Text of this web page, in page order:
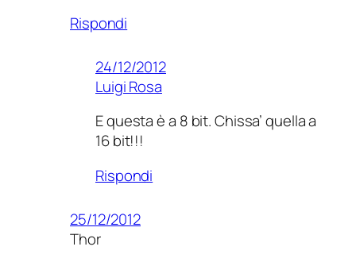
Rispondi
24/12/2012
Luigi Rosa
E questa è a 8 bit. Chissa’ quella a
16 bit!!!
Rispondi
25/12/2012
Thor